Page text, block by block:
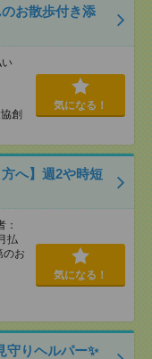
お散歩付き添
創
気になる！
へ】週2や時短
払
のお
気になる！
守りヘルパー✨